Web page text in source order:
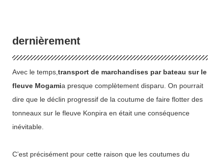
dernièrement
Avec le temps, transport de marchandises par bateau sur le
fleuve Mogamia presque complètement disparu. On pourrait
dire que le déclin progressif de la coutume de faire flotter des
tonneaux sur le fleuve Konpira en était une conséquence
inévitable.
C’est précisément pour cette raison que les coutumes du